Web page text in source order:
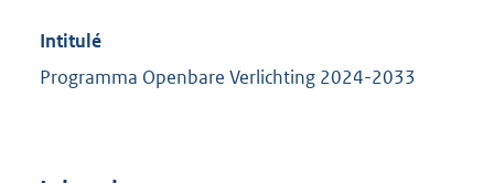
Intitulé
Programma Openbare Verlichting 2024-2033